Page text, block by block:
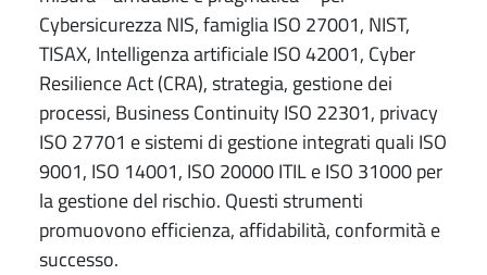
Cybersicurezza NIS, famiglia ISO 27001, NIST,
TISAX, Intelligenza artificiale ISO 42001, Cyber
Resilience Act (CRA), strategia, gestione dei
processi, Business Continuity ISO 22301, privacy
ISO 27701 e sistemi di gestione integrati quali ISO
9001, ISO 14001, ISO 20000 ITIL e ISO 31000 per
la gestione del rischio. Questi strumenti
promuovono efficienza, affidabilità, conformità e
successo.